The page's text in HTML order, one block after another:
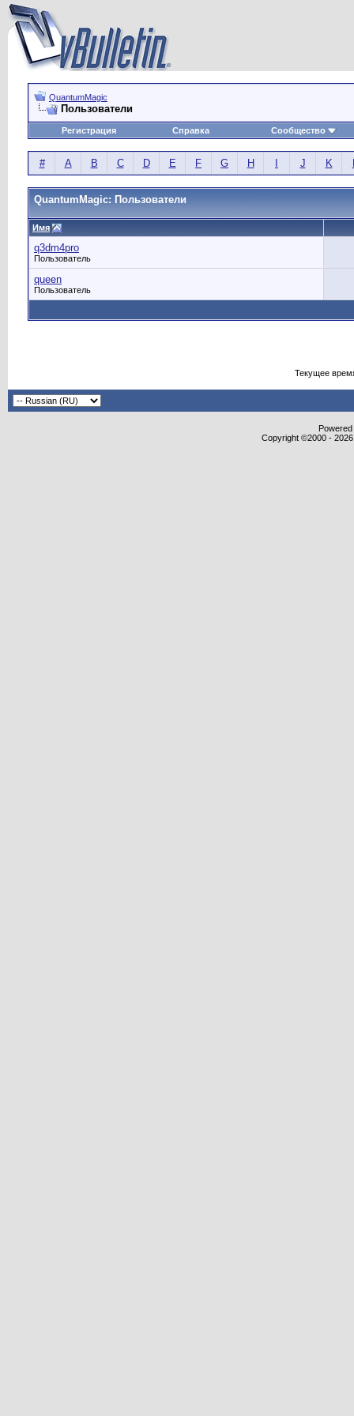
QuantumMagic
Пользователи
Регистрация Справка Сообщество
# A B C D E F G H J K
QuantumMagic: Пользователи
Имя
q3dm4pro
Пользователь
queen
Пользователь
Текущее
Copyright ©2000 -